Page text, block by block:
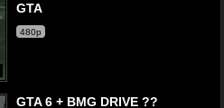
GTA
480p
GTA 6 + BMG DRIVE ??